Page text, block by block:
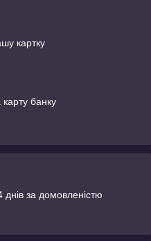
картку
карту банку
за домовленістю